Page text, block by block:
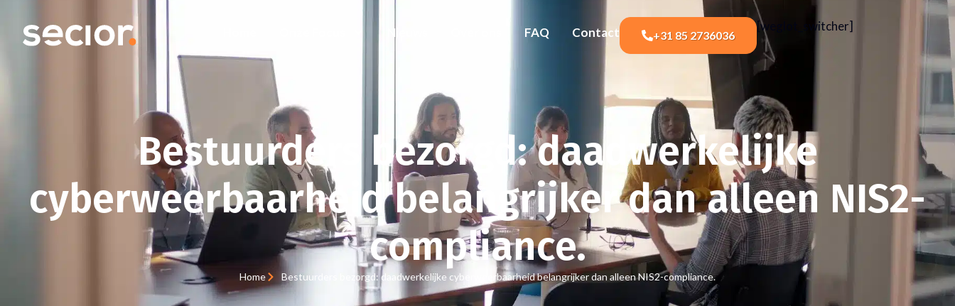
Nieuws FAQ Contact +31 85 2736036
[weglot_switcher]
Bestuurders bezorgd: daadwerkelijke
cyberweerbaarheid belangrijker dan alleen NIS2-
compliance.
Home Bestuurders bezorgd: daadwerkelijke cyberweerbaarheid belangrijker dan alleen NIS2-compliance.